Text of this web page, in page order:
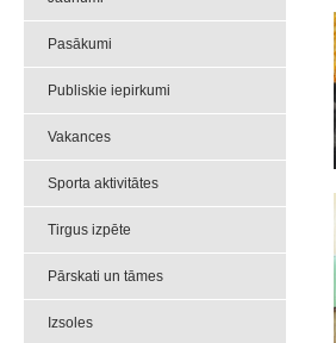
Pasākumi
Publiskie iepirkumi
Vakances
Sporta aktivitātes
Tirgus izpēte
Pārskati un tāmes
Izsoles